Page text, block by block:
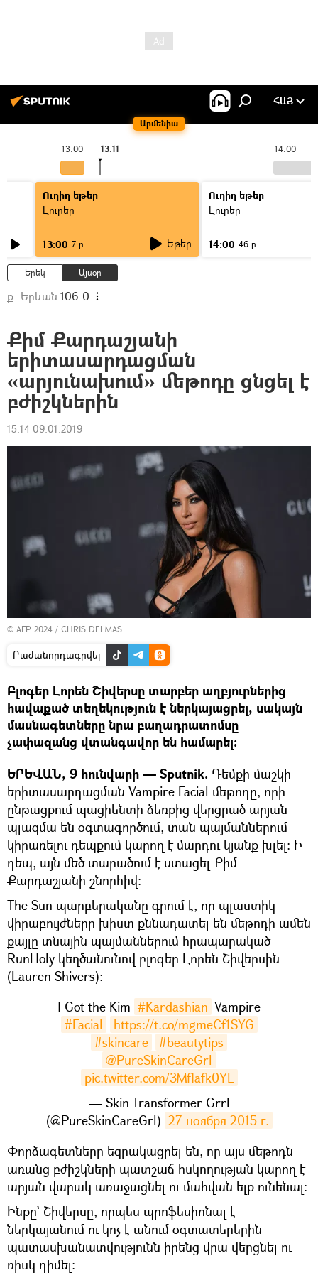
Արմենիա
ՀԱՅ
13:00 14:00
13:11
Ուղիղ եթեր
Լուրեր
13:00 7 ր Եթեր
Ուղիղ եթեր
Լուրեր
14:00 46 ր
Երեկ Այսօր
ք. Երևան 106.0
Քիմ Քարդաշյանի
երիտասարդացման
«արյունախում» մեթոդը ցնցել է
բժիշկներին
15:14 09.01.2019
© AFP 2024 / CHRIS DELMAS
Բաժանորդագրվել
Բլոգեր Լորեն Շիվերսը տարբեր աղբյուրներից
հավաքած տեղեկություն է ներկայացրել, սակայն
մասնագետները նրա բաղադրատոմսը
չափազանց վտանգավոր են համարել։
ԵՐԵՎԱՆ, 9 հունվարի — Sputnik. Դեմքի մաշկի
երիտասարդացման Vampire Facial մեթոդը, որի
ընթացքում պացիենտի ձեռքից վերցրած արյան
պլազմա են օգտագործում, տան պայմաններում
կիրառելու դեպքում կարող է մարդու կյանք խլել։ Ի
դեպ, այն մեծ տարածում է ստացել Քիմ
Քարդաշյանի շնորհիվ։
The Sun պարբերականը գրում է, որ պլաստիկ
վիրաբույժները խիստ քննադատել են մեթոդի ամեն
քայլը տնային պայմաններում հրապարակած
RunHoly կեղծանունով բլոգեր Լորեն Շիվերսին
(Lauren Shivers)։
I Got the Kim #Kardashian Vampire
#Facial
https://t.co/mgmeCf1SYG
#skincare
#beautytips
@PureSkinCareGrl
pic.twitter.com/3MfIafk0YL
— Skin Transformer Grrl
(@PureSkinCareGrl) 27 ноября 2015 г.
Փորձագետները եզրակացրել են, որ այս մեթոդն
առանց բժիշկների պատշաճ հսկողության կարող է
արյան վարակ առաջացնել ու մահվան ելք ունենալ։
Ինքը` Շիվերսը, որպես պրոֆեսիոնալ է
ներկայանում ու կոչ է անում օգտատերերին
պատասխանատվությունն իրենց վրա վերցնել ու
ռիսկ դիմել։